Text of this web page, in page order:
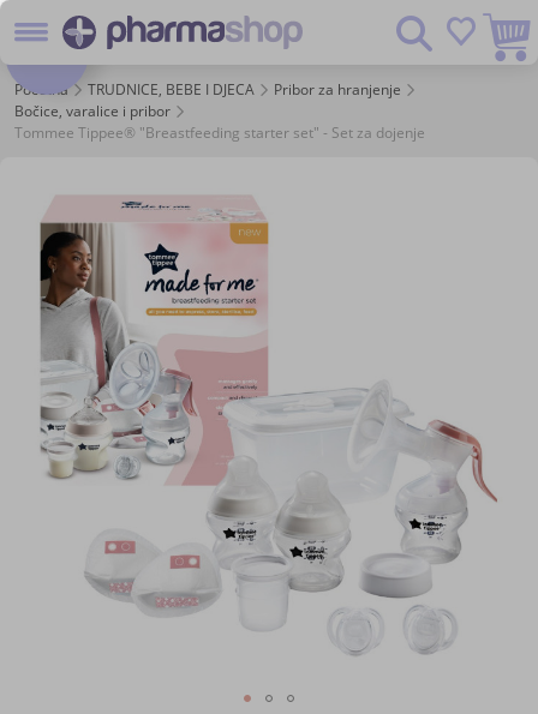
Pretraživanje
na
sadržaj
Početna TRUDNICE, BEBE I DJECA
Pribor za hranjenje
Bočice, varalice i pribor
Tommee Tippee® "Breastfeeding starter set" - Set za dojenje
-50%
end